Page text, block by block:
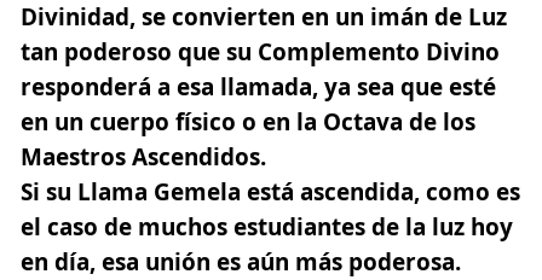
Divinidad, se convierten en un imán de Luz
tan poderoso que su Complemento Divino
responderá a esa llamada, ya sea que esté
en un cuerpo físico o en la Octava de los
Maestros Ascendidos.
Si su Llama Gemela está ascendida, como es
el caso de muchos estudiantes de la luz hoy
en día, esa unión es aún más poderosa.